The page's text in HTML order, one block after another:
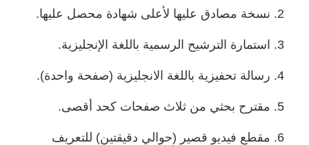
نسخة مصادق عليها لأعلى شهادة محصل عليها.
استمارة الترشيح الرسمية باللغة الإنجليزية.
رسالة تحفيزية باللغة الانجليزية (صفحة واحدة).
مقترح بحثي من ثلاث صفحات كحد أقصى.
مقطع فيديو قصير (حوالي دقيقتين) للتعريف